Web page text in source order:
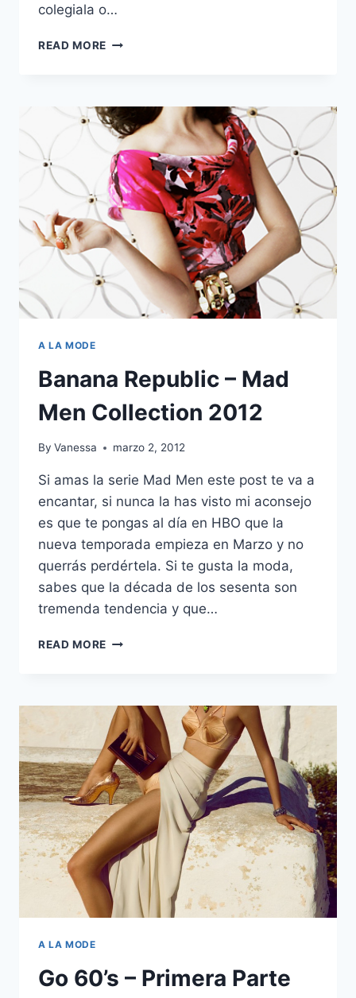
colegiala o…
READ MORE DE
SCHOOL
GIRL
TREND
A LA MODE
Banana Republic – Mad
Men Collection 2012
By Vanessa marzo 2, 2012
Si amas la serie Mad Men este post te va a
encantar, si nunca la has visto mi aconsejo
es que te pongas al día en HBO que la
nueva temporada empieza en Marzo y no
querrás perdértela. Si te gusta la moda,
sabes que la década de los sesenta son
tremenda tendencia y que…
READ MORE BANANA
MEN
COLLECTION
2012
A LA MODE
Go 60’s – Primera Parte